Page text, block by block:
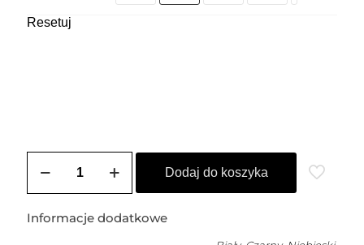
Resetuj
Choker
(4
Dodaj do koszyka
Informacje dodatkowe